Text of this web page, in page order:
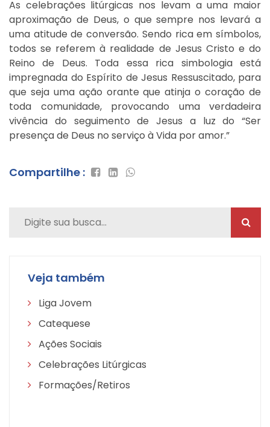
As celebrações litúrgicas nos levam a uma maior
aproximação de Deus, o que sempre nos levará a
uma atitude de conversão. Sendo rica em símbolos,
todos se referem à realidade de Jesus Cristo e do
Reino de Deus. Toda essa rica simbologia está
impregnada do Espírito de Jesus Ressuscitado, para
que seja uma ação orante que atinja o coração de
toda comunidade, provocando uma verdadeira
vivência do seguimento de Jesus a luz do “Ser
presença de Deus no serviço à Vida por amor.”
Compartilhe :
Veja também
Liga Jovem
Catequese
Ações Sociais
Celebrações Litúrgicas
Formações/Retiros